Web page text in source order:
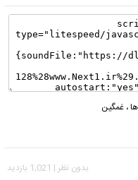
، غمگین
بدون نظر | 1,021 بازدید